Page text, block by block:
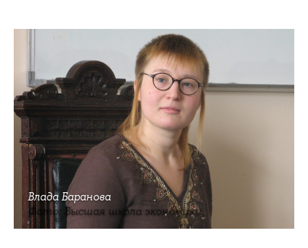
Влада Баранова
Фото: Высшая школа экономики